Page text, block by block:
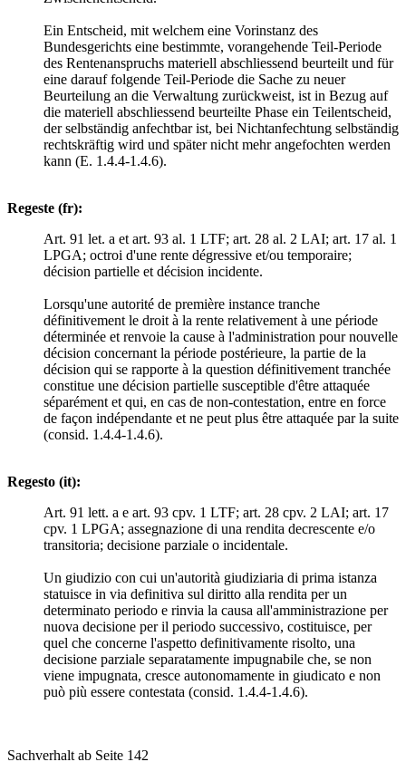
Ein Entscheid, mit welchem eine Vorinstanz des
Bundesgerichts eine bestimmte, vorangehende Teil-Periode
des Rentenanspruchs materiell abschliessend beurteilt und für
eine darauf folgende Teil-Periode die Sache zu neuer
Beurteilung an die Verwaltung zurückweist, ist in Bezug auf
die materiell abschliessend beurteilte Phase ein Teilentscheid,
der selbständig anfechtbar ist, bei Nichtanfechtung selbständig
rechtskräftig wird und später nicht mehr angefochten werden
kann (E. 1.4.4-1.4.6).
Regeste (fr):
Art. 91 let. a et art. 93 al. 1 LTF; art. 28 al. 2 LAI; art. 17 al. 1
LPGA; octroi d'une rente dégressive et/ou temporaire;
décision partielle et décision incidente.
Lorsqu'une autorité de première instance tranche
définitivement le droit à la rente relativement à une période
déterminée et renvoie la cause à l'administration pour nouvelle
décision concernant la période postérieure, la partie de la
décision qui se rapporte à la question définitivement tranchée
constitue une décision partielle susceptible d'être attaquée
séparément et qui, en cas de non-contestation, entre en force
de façon indépendante et ne peut plus être attaquée par la suite
(consid. 1.4.4-1.4.6).
Regesto (it):
Art. 91 lett. a e art. 93 cpv. 1 LTF; art. 28 cpv. 2 LAI; art. 17
cpv. 1 LPGA; assegnazione di una rendita decrescente e/o
transitoria; decisione parziale o incidentale.
Un giudizio con cui un'autorità giudiziaria di prima istanza
statuisce in via definitiva sul diritto alla rendita per un
determinato periodo e rinvia la causa all'amministrazione per
nuova decisione per il periodo successivo, costituisce, per
quel che concerne l'aspetto definitivamente risolto, una
decisione parziale separatamente impugnabile che, se non
viene impugnata, cresce autonomamente in giudicato e non
può più essere contestata (consid. 1.4.4-1.4.6).
Sachverhalt ab Seite 142